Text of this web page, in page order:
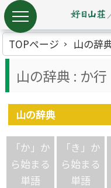
TOPページ 山の辞
山の辞典 : か行
山の辞典
「か」か
ら始まる
単語
「き」か
ら始まる
単語